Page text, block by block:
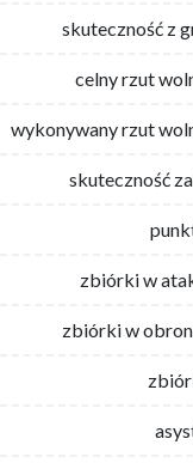
skuteczność z
celny rzut
wykonywany rzut
skuteczność
zbiórki w
zbiórki w
skuteczność z
celny rzut
wykonywany rzut
skuteczność
zbiórki w
zbiórki w